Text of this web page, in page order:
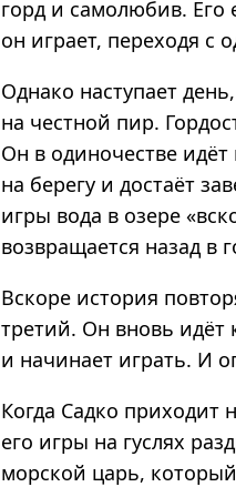
горд и самолюбив. Его
он играет, переходя с
Однако наступает
на честной пир.
Он в одиночестве
на берегу и достаёт
игры вода в озере
возвращается назад в
Вскоре история
третий. Он вновь идёт
и начинает играть. И
Когда Садко приходит
его игры на гуслях
морской царь,